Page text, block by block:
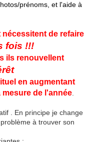
prénoms, et l'aide à
de refaire
fois !!!
ils renouvellent
en augmentant
mesure de l'année
. En principe je change
à trouver son